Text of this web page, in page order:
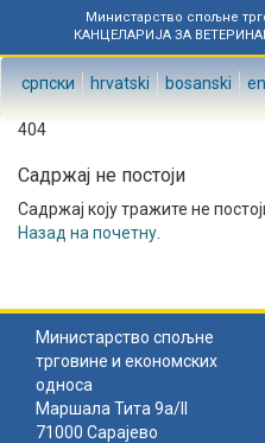
Министарство спољне
КАНЦЕЛАРИЈА ЗА
српски hrvatski bosanski
404
Садржај не постоји
Садржај коју тражите не
Назад на почетну
Министарство спољне
трговине и економских
односа
Маршала Тита 9а/II
71000 Сарајево